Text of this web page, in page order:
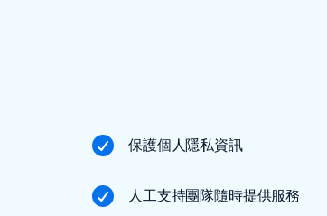
保護個人隱私資訊
人工支持團隊隨時提供服務